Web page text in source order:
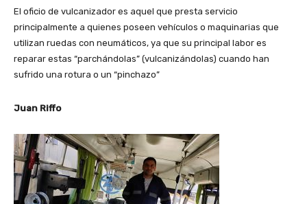
El oficio de vulcanizador es aquel que presta servicio
principalmente a quienes poseen vehículos o maquinarias que
utilizan ruedas con neumáticos, ya que su principal labor es
reparar estas “parchándolas” (vulcanizándolas) cuando han
sufrido una rotura o un “pinchazo”
Juan Riffo